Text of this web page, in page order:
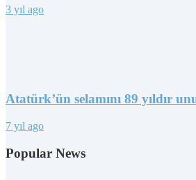
3 yıl ago
Atatürk’ün selamını 89 yıldır
7 yıl ago
Popular News